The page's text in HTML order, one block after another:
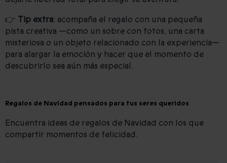
👉 Tip extra: acompaña el regalo con una pequeña
pista creativa —como un sobre con fotos, una carta
misteriosa o un objeto relacionado con la experiencia—
para alargar la emoción y hacer que el momento de
descubrirlo sea aún más especial.
Regalos de Navidad pensados para tus seres queridos
Encuentra ideas de regalos de Navidad con los que
compartir momentos de felicidad.